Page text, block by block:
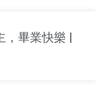
，畢業快樂 |